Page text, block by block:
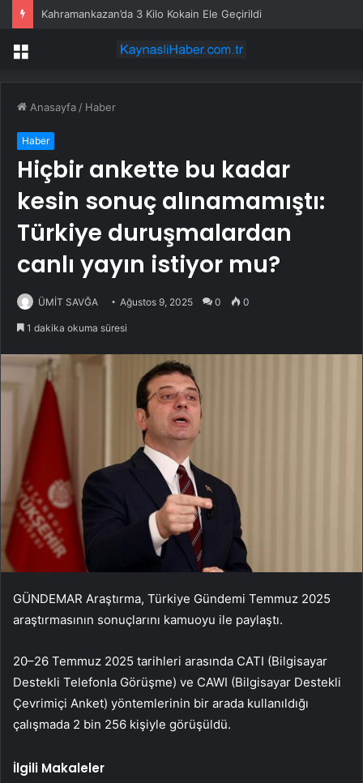
Kahramankazan’da 3 Kilo Kokain Ele Geçirildi
Menü
Anasayfa / Haber
Haber
Hiçbir ankette bu kadar
kesin sonuç alınamamıştı:
Türkiye duruşmalardan
canlı yayın istiyor mu?
ÜMİT SAVĞA Ağustos 9, 2025 0 0
1 dakika okuma süresi
GÜNDEMAR Araştırma, Türkiye Gündemi Temmuz 2025
araştırmasının sonuçlarını kamuoyu ile paylaştı.
20–26 Temmuz 2025 tarihleri arasında CATI (Bilgisayar
Destekli Telefonla Görüşme) ve CAWI (Bilgisayar Destekli
Çevrimiçi Anket) yöntemlerinin bir arada kullanıldığı
çalışmada 2 bin 256 kişiyle görüşüldü.
İlgili Makaleler